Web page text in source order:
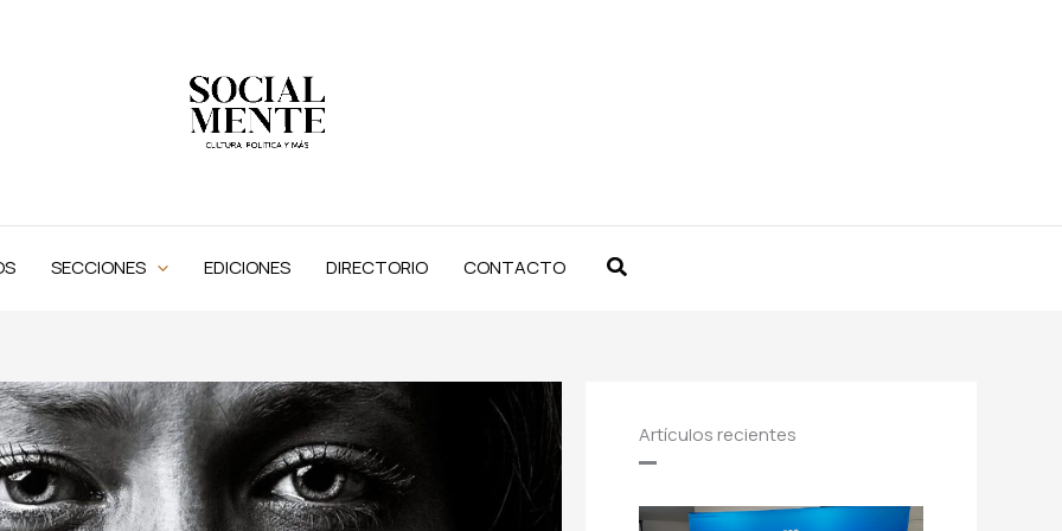
SECCIONES EDICIONES DIRECTORIO CONTACTO Buscar
Artículos recientes